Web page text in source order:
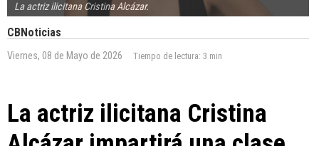
La actriz ilicitana Cristina Alcázar.
CBNoticias
Viernes, 08 de Mayo de 2026 Tiempo de lectura: 3 min
La actriz ilicitana Cristina